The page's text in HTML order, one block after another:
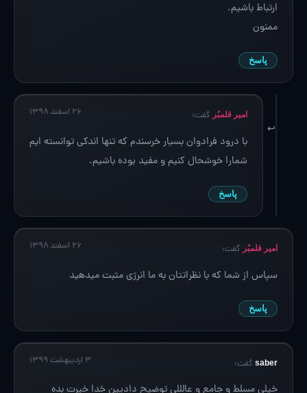
ارتباط باشیم.
ممنون
پاسخ
امیر قلمبُر گفت: ۲۶ اسفند ۱۳۹۸
با درود فرادوان بسیار خرسندم که تنها اندکی توانسته ایم
شمارا خوشحال کنیم و مفید بوده باشیم.
پاسخ
امیر قلمبُر گفت: ۲۶ اسفند ۱۳۹۸
سپاس از شما که با نظراتتان به ما انرژی مثبت میدهید
پاسخ
saber گفت: ۳ اردیبهشت ۱۳۹۹
خیلی مسلط و جامع و عالللی توضیح دادیین خدا خیرت بده